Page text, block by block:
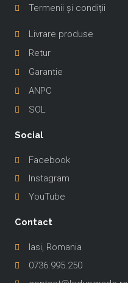
Termenii și condiții
-
Livrare produse
Retur
Garantie
ANPC
SOL
Social
Facebook
Instagram
YouTube
Contact
Iasi, Romania
0736.995.250